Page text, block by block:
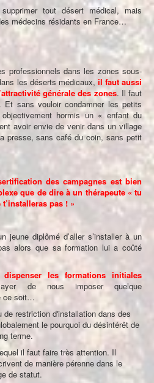
tout désert médical, mais
médecins résidants en France…
professionnels dans les zones sous-
les déserts médicaux, il faut aussi
générale des zones. Il faut
Et sans vouloir condamner les petits
hormis un « enfant du
avoir envie de venir dans un village
presse, sans café du coin, sans petit
des campagnes est bien
que de dire à un thérapeute « tu
pas ! »
jeune diplômé d’aller s’installer à un
alors que sa formation lui a coûté
les formations initiales
de nous imposer quelque
ce soit…
restriction d'installation dans des
le pourquoi du désintérêt de
terme.
il faut faire très attention. Il
de manière pérenne dans le
de statut.